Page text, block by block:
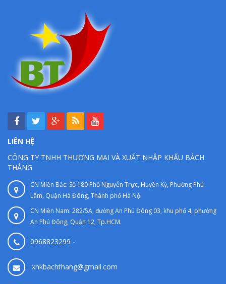
LIÊN HỆ
CÔNG TY TNHH THƯƠNG MẠI VÀ XUẤT NHẬP KHẨU BÁCH
THẮNG
CN Miền Bắc: Số 180 Phố Nguyễn Trực, Huyền Kỳ, Phường Phú
Lãm, Quận Hà Đông, Thành phố Hà Nội
CN Miền Nam: 282/5A, đường An Phú Đông 03, khu phố 4, phường
An Phú Đông, Quận 12, Tp.HCM.
0968823299 -
xnkbachthang@gmail.com